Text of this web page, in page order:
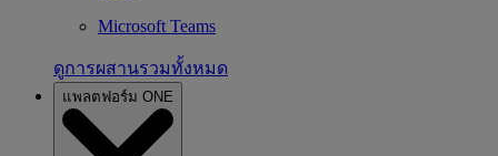
Microsoft Teams
ดูการผสานรวมทั้งหมด
แพลตฟอร์ม ONE